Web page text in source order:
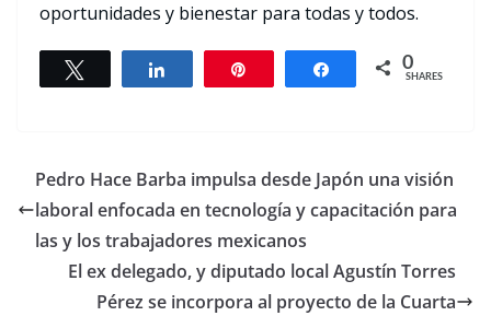
oportunidades y bienestar para todas y todos.
Share 0
SHARES
Pedro Hace Barba impulsa desde Japón una visión
laboral enfocada en tecnología y capacitación para
las y los trabajadores mexicanos
El ex delegado, y diputado local Agustín Torres
Pérez se incorpora al proyecto de la Cuarta